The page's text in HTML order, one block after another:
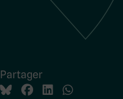
Partager